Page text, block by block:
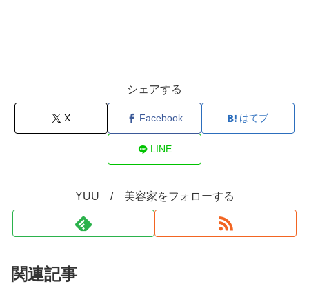
シェアする
X Facebook はてブ
LINE
YUU / 美容家をフォローする
関連記事